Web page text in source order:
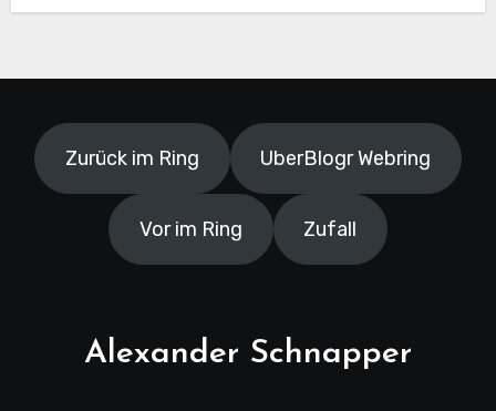
Zurück im Ring UberBlogr Webring
Vor im Ring Zufall
Alexander Schnapper